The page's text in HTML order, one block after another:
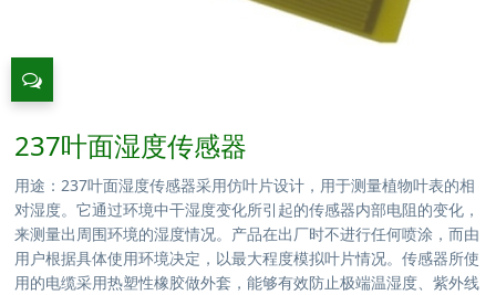
237叶面湿度传感器
用途：237叶面湿度传感器采用仿叶片设计，用于测量植物叶表的相
对湿度。它通过环境中干湿度变化所引起的传感器内部电阻的变化，
来测量出周围环境的湿度情况。产品在出厂时不进行任何喷涂，而由
用户根据具体使用环境决定，以最大程度模拟叶片情况。传感器所使
用的电缆采用热塑性橡胶做外套，能够有效防止极端温湿度、紫外线